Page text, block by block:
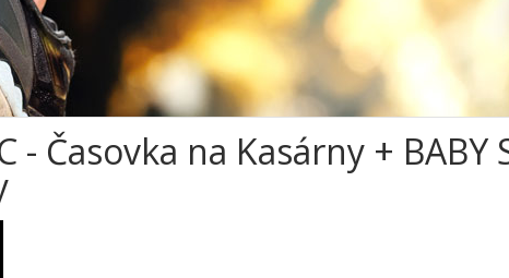
- Časovka na Kasárny + BABY